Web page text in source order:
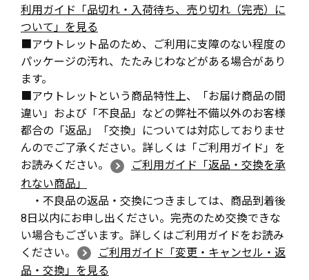
利用ガイド「品切れ・入荷待ち、売り切れ（完売）に
ついて」を見る
■アウトレット品のため、ご利用に支障のない程度の
パッケージの汚れ、たたみじわなどがある場合があり
ます。
■アウトレットという商品特性上、「お届け商品の間
違い」および「不良品」などの弊社不備以外のお客様
都合の「返品」「交換」については対応しておりませ
んのでご了承ください。詳しくは「ご利用ガイド」を
お読みください。
ご利用ガイド「返品・交換を承
れない商品」
・不良品の返品・交換につきましては、商品到着後
8日以内にお申し出ください。完売のため交換できな
い場合もございます。詳しくはご利用ガイドをお読み
ください。
ご利用ガイド「変更・キャンセル・返
品・交換」を見る